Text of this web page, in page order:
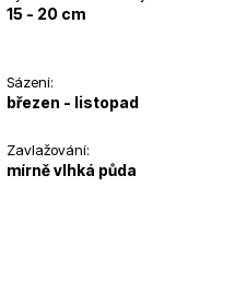
15 - 20 cm
Sázení:
březen - listopad
Zavlažování:
mírně vlhká půda